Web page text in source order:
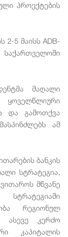
პროექტების
2-5 მაისს ADB-
მაღალი
ყოველწლიური
და გამოთქვა
ამ
ბანკის
სტრატეგია,
მწვანე
რეგიონულ
ასევე კერძო
კაპიტალის